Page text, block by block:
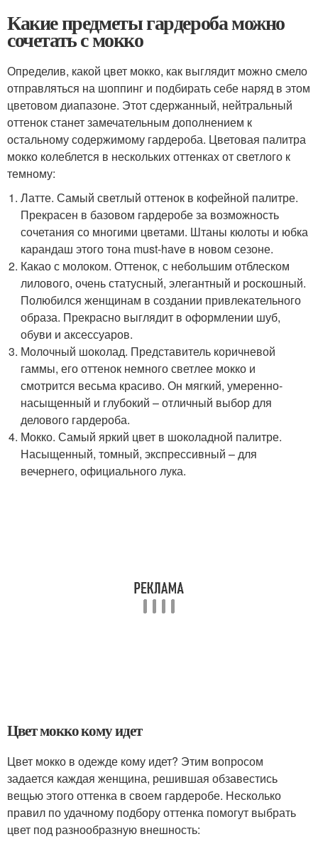
Какие предметы гардероба можно
сочетать с мокко
Определив, какой цвет мокко, как выглядит можно смело
отправляться на шоппинг и подбирать себе наряд в этом
цветовом диапазоне. Этот сдержанный, нейтральный
оттенок станет замечательным дополнением к
остальному содержимому гардероба. Цветовая палитра
мокко колеблется в нескольких оттенках от светлого к
темному:
Латте. Самый светлый оттенок в кофейной палитре.
Прекрасен в базовом гардеробе за возможность
сочетания со многими цветами. Штаны кюлоты и юбка
карандаш этого тона must-have в новом сезоне.
Какао с молоком. Оттенок, с небольшим отблеском
лилового, очень статусный, элегантный и роскошный.
Полюбился женщинам в создании привлекательного
образа. Прекрасно выглядит в оформлении шуб,
обуви и аксессуаров.
Молочный шоколад. Представитель коричневой
гаммы, его оттенок немного светлее мокко и
смотрится весьма красиво. Он мягкий, умеренно-
насыщенный и глубокий – отличный выбор для
делового гардероба.
Мокко. Самый яркий цвет в шоколадной палитре.
Насыщенный, томный, экспрессивный – для
вечернего, официального лука.
Цвет мокко кому идет
Цвет мокко в одежде кому идет? Этим вопросом
задается каждая женщина, решившая обзавестись
вещью этого оттенка в своем гардеробе. Несколько
правил по удачному подбору оттенка помогут выбрать
цвет под разнообразную внешность: